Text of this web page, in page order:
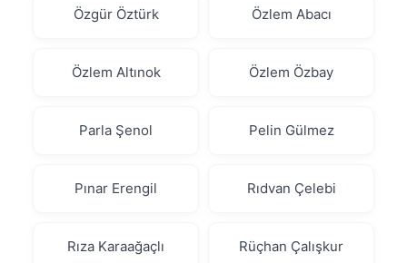
Özgür Öztürk Özlem Abacı
Özlem Altınok Özlem Özbay
Parla Şenol Pelin Gülmez
Pınar Erengil Rıdvan Çelebi
Rıza Karaağaçlı Rüçhan Çalışkur